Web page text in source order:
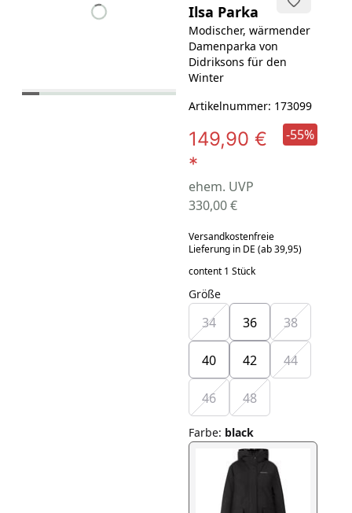
Ilsa Parka
Modischer, wärmender
Damenparka von
Didriksons für den
Winter
Artikelnummer: 173099
149,90 €
*
ehem. UVP
330,00 €
-55%
Versandkostenfreie
Lieferung in DE (ab 39,95)
content 1 Stück
Größe
34 36 38
40 42 44
46 48
Farbe: black